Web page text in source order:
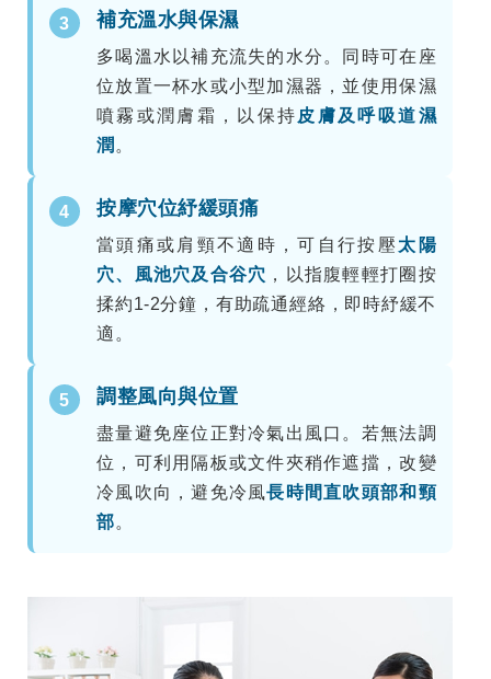
3 補充溫水與保濕
多喝溫水以補充流失的水分。同時可在座
位放置一杯水或小型加濕器，並使用保濕
噴霧或潤膚霜，以保持 皮膚及呼吸道濕
潤 。
4 按摩穴位紓緩頭痛
當頭痛或肩頸不適時，可自行按壓 太陽
穴、風池穴及合谷穴 ，以指腹輕輕打圈按
揉約1-2分鐘，有助疏通經絡，即時紓緩不
適。
5 調整風向與位置
盡量避免座位正對冷氣出風口。若無法調
位，可利用隔板或文件夾稍作遮擋，改變
冷風吹向，避免冷風長時間直吹頭部和頸
部。